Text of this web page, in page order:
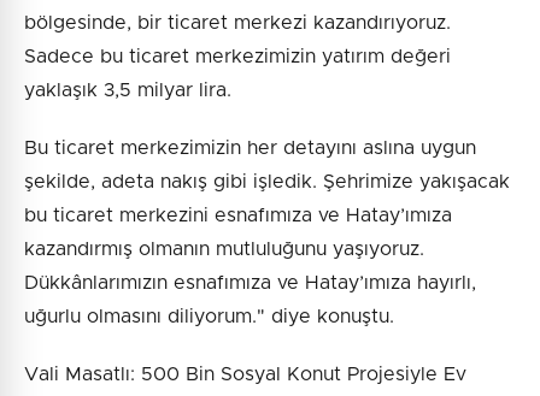
bölgesinde, bir ticaret merkezi kazandırıyoruz.
Sadece bu ticaret merkezimizin yatırım değeri
yaklaşık 3,5 milyar lira.
Bu ticaret merkezimizin her detayını aslına uygun
şekilde, adeta nakış gibi işledik. Şehrimize yakışacak
bu ticaret merkezini esnafımıza ve Hatay’ımıza
kazandırmış olmanın mutluluğunu yaşıyoruz.
Dükkânlarımızın esnafımıza ve Hatay’ımıza hayırlı,
uğurlu olmasını diliyorum." diye konuştu.
Vali Masatlı: 500 Bin Sosyal Konut Projesiyle Ev